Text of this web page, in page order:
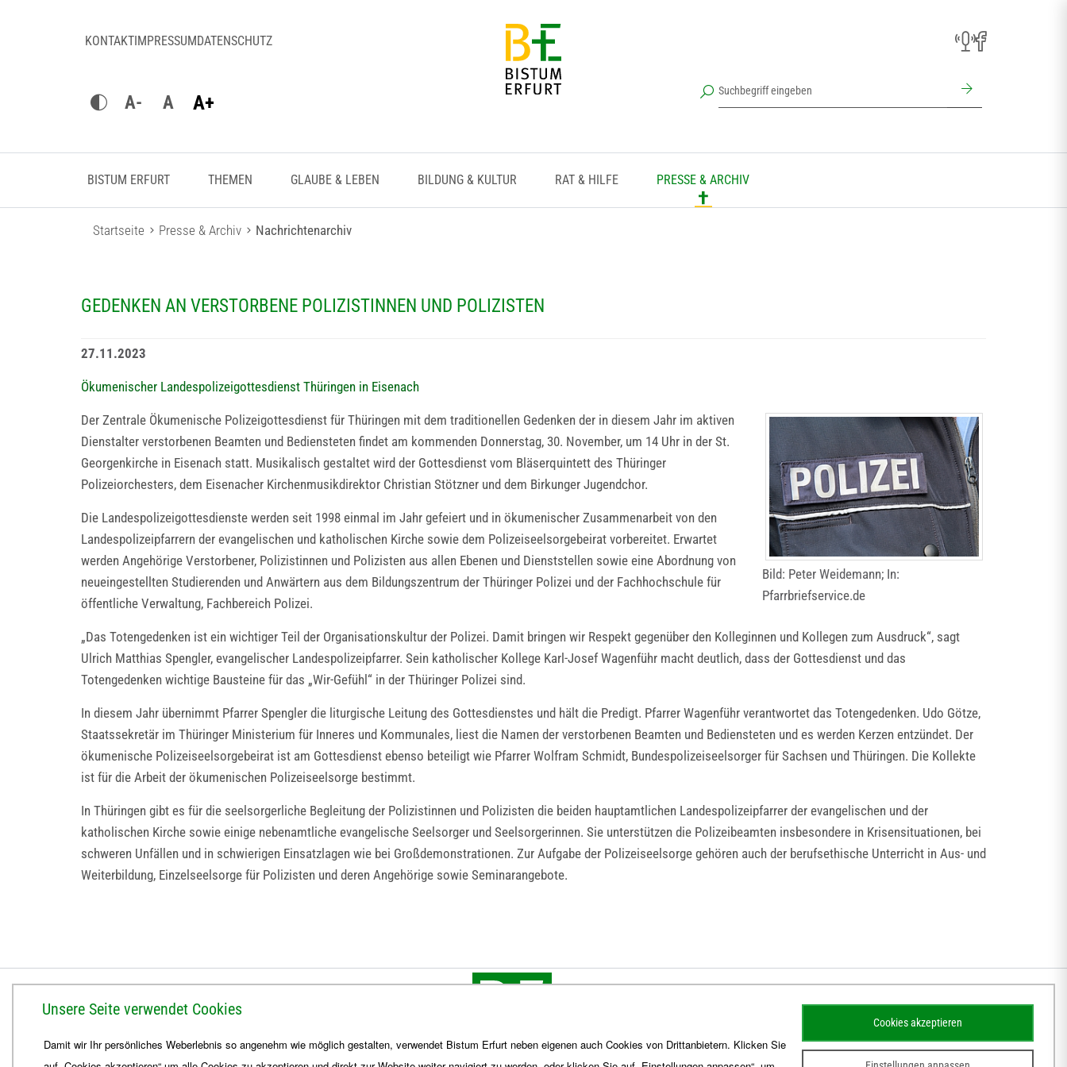
KONTAKTIMPRESSUMDATENSCHUTZ
A- A A+
BISTUM ERFURT THEMEN GLAUBE & LEBEN BILDUNG & KULTUR RAT & HILFE PRESSE & ARCHIV
Startseite Presse & Archiv Nachrichtenarchiv
GEDENKEN AN VERSTORBENE POLIZISTINNEN UND POLIZISTEN
27.11.2023
Ökumenischer Landespolizeigottesdienst Thüringen in Eisenach
Bild: Peter Weidemann; In:
Pfarrbriefservice.de
Der Zentrale Ökumenische Polizeigottesdienst für Thüringen mit dem traditionellen Gedenken der in diesem Jahr im aktiven
Dienstalter verstorbenen Beamten und Bediensteten findet am kommenden Donnerstag, 30. November, um 14 Uhr in der St.
Georgenkirche in Eisenach statt. Musikalisch gestaltet wird der Gottesdienst vom Bläserquintett des Thüringer
Polizeiorchesters, dem Eisenacher Kirchenmusikdirektor Christian Stötzner und dem Birkunger Jugendchor.
Die Landespolizeigottesdienste werden seit 1998 einmal im Jahr gefeiert und in ökumenischer Zusammenarbeit von den
Landespolizeipfarrern der evangelischen und katholischen Kirche sowie dem Polizeiseelsorgebeirat vorbereitet. Erwartet
werden Angehörige Verstorbener, Polizistinnen und Polizisten aus allen Ebenen und Dienststellen sowie eine Abordnung von
neueingestellten Studierenden und Anwärtern aus dem Bildungszentrum der Thüringer Polizei und der Fachhochschule für
öffentliche Verwaltung, Fachbereich Polizei.
„Das Totengedenken ist ein wichtiger Teil der Organisationskultur der Polizei. Damit bringen wir Respekt gegenüber den Kolleginnen und Kollegen zum Ausdruck“, sagt
Ulrich Matthias Spengler, evangelischer Landespolizeipfarrer. Sein katholischer Kollege Karl-Josef Wagenführ macht deutlich, dass der Gottesdienst und das
Totengedenken wichtige Bausteine für das „Wir-Gefühl“ in der Thüringer Polizei sind.
In diesem Jahr übernimmt Pfarrer Spengler die liturgische Leitung des Gottesdienstes und hält die Predigt. Pfarrer Wagenführ verantwortet das Totengedenken. Udo Götze,
Staatssekretär im Thüringer Ministerium für Inneres und Kommunales, liest die Namen der verstorbenen Beamten und Bediensteten und es werden Kerzen entzündet. Der
ökumenische Polizeiseelsorgebeirat ist am Gottesdienst ebenso beteiligt wie Pfarrer Wolfram Schmidt, Bundespolizeiseelsorger für Sachsen und Thüringen. Die Kollekte
ist für die Arbeit der ökumenischen Polizeiseelsorge bestimmt.
In Thüringen gibt es für die seelsorgerliche Begleitung der Polizistinnen und Polizisten die beiden hauptamtlichen Landespolizeipfarrer der evangelischen und der
katholischen Kirche sowie einige nebenamtliche evangelische Seelsorger und Seelsorgerinnen. Sie unterstützen die Polizeibeamten insbesondere in Krisensituationen, bei
schweren Unfällen und in schwierigen Einsatzlagen wie bei Großdemonstrationen. Zur Aufgabe der Polizeiseelsorge gehören auch der berufsethische Unterricht in Aus- und
Weiterbildung, Einzelseelsorge für Polizisten und deren Angehörige sowie Seminarangebote.
BISTUM ERFURT
Bischöfliches Ordinariat
Herrmannsplatz 9, 99084 Erfurt
Unsere Seite verwendet Cookies
Damit wir Ihr persönliches Weberlebnis so angenehm wie möglich gestalten, verwendet Bistum Erfurt neben eigenen auch Cookies von Drittanbietern. Klicken Sie
Cookies akzeptieren